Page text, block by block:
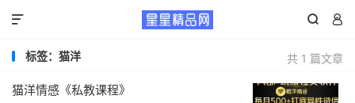
 

共 1 篇文章
标签：猫洋
猫洋情感《私教课程》